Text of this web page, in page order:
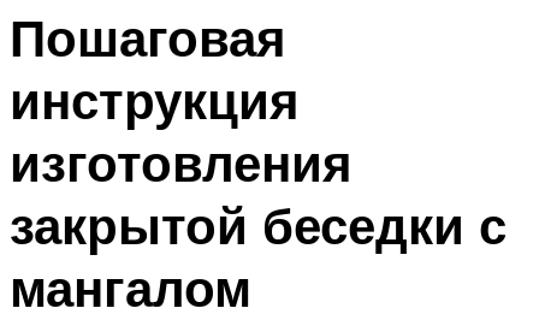
Пошаговая
инструкция
изготовления
закрытой беседки с
мангалом